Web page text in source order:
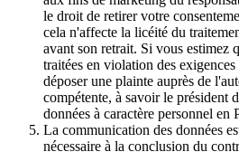
le droit de retirer votre
cela n'affecte la licéité du
avant son retrait. Si vous estimez
traitées en violation des
déposer une plainte auprès de
compétente, à savoir le président
données à caractère personnel en
La communication des données
nécessaire à la conclusion du